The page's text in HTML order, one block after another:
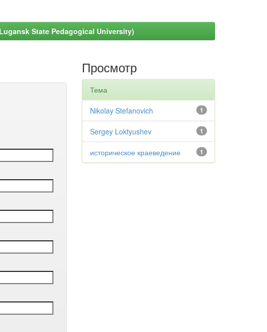
State Pedagogical University)
Просмотр
Тема
1
Nikolay Stefanovich
1
Sergey Loktyushev
1
историческое краеведение